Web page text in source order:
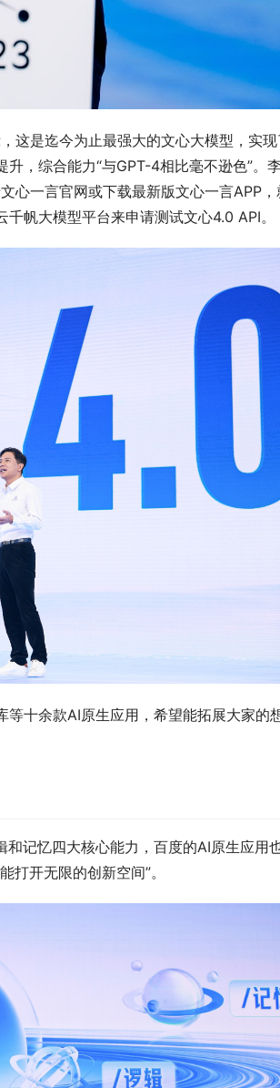
这是迄今为止最强大的文心大模型，实
，综合能力“与GPT-4相比毫不逊色”。
心一言官网或下载最新版文心一言APP，
帆大模型平台来申请测试文心4.0 API。
十余款AI原生应用，希望能拓展大家的
记忆四大核心能力，百度的AI原生应用
开无限的创新空间”。